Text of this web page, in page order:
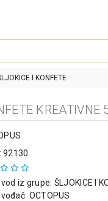
I KONFETE
92130
iz grupe: ŠLJOKICE I
OCTOPUS